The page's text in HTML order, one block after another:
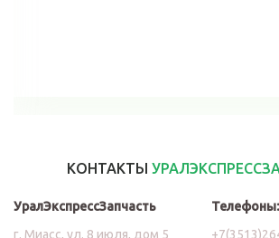
КОНТАКТЫ
УралЭкспрессЗапчасть
г. Миасс, ул. 8 июля, дом 5
Телефоны: